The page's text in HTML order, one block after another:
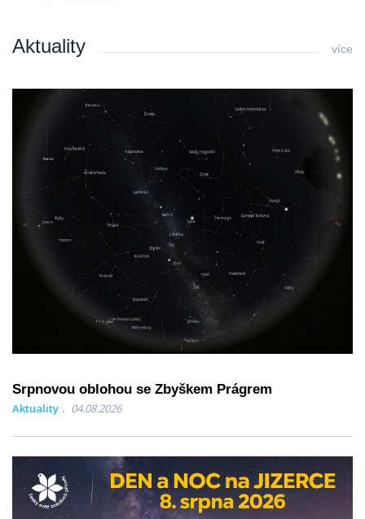
Aktuality více
Srpnovou oblohou se Zbyškem Prágrem
Aktuality 04.08.2026